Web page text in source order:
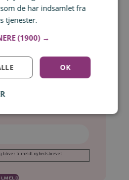
bliver tilmeldt nyhedsbrevet
hvad der inspirerer dig
de har indsamlet fra
tjenester.
(1900) →
OK